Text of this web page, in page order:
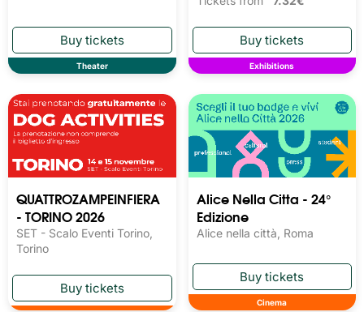
Theater Exhibitions
QUATTROZAMPEINFIERA
- TORINO 2026
SET - Scalo Eventi Torino,
Torino
Alice Nella Citta - 24°
Edizione
Alice nella città, Roma
Cinema